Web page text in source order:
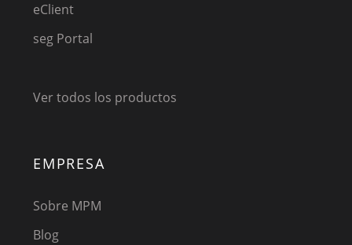
eClient
seg Portal
Ver todos los productos
EMPRESA
Sobre MPM
Blog